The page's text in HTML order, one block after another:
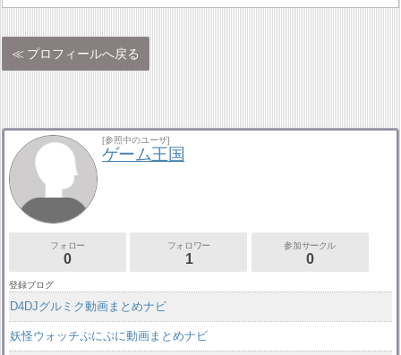
プロフィールへ戻る
[参照中のユーザ]
ゲーム王国
フォロー
0
フォロワー
1
参加サークル
0
登録ブログ
D4DJグルミク動画まとめナビ
妖怪ウォッチぷにぷに動画まとめナビ